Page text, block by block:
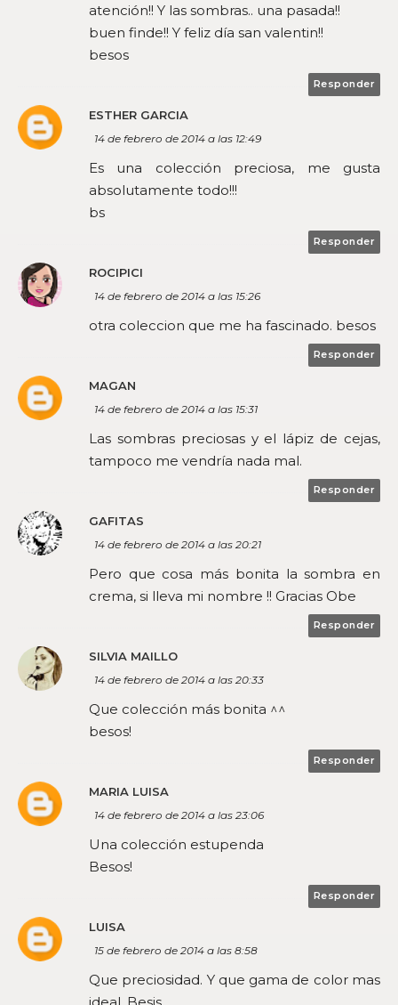
atención!! Y las sombras.. una pasada!!
buen finde!! Y feliz día san valentin!!
besos
Responder
ESTHER GARCIA
14 de febrero de 2014 a las 12:49
Es una colección preciosa, me gusta
absolutamente todo!!!
bs
Responder
ROCIPICI
14 de febrero de 2014 a las 15:26
otra coleccion que me ha fascinado. besos
Responder
MAGAN
14 de febrero de 2014 a las 15:31
Las sombras preciosas y el lápiz de cejas,
tampoco me vendría nada mal.
Responder
GAFITAS
14 de febrero de 2014 a las 20:21
Pero que cosa más bonita la sombra en
crema, si lleva mi nombre !! Gracias Obe
Responder
SILVIA MAILLO
14 de febrero de 2014 a las 20:33
Que colección más bonita ^^
besos!
Responder
MARIA LUISA
14 de febrero de 2014 a las 23:06
Una colección estupenda
Besos!
Responder
LUISA
15 de febrero de 2014 a las 8:58
Que preciosidad. Y que gama de color mas